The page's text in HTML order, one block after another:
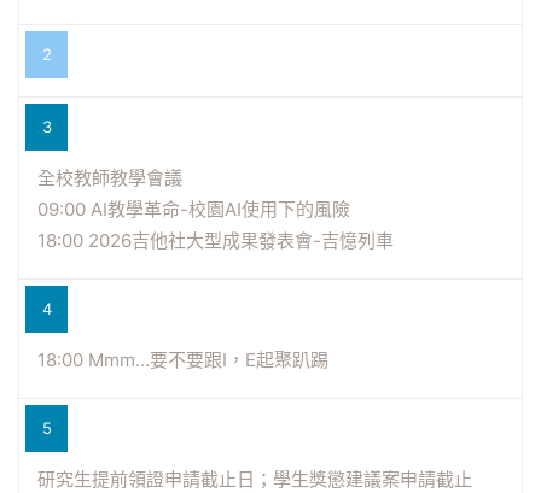
2
3
全校教師教學會議
09:00 AI教學革命-校園AI使用下的風險
18:00 2026吉他社大型成果發表會-吉憶列車
4
18:00 Mmm…要不要跟I，E起聚趴踢
5
研究生提前領證申請截止日；學生獎懲建議案申請截止